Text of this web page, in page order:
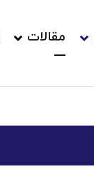
مقالات